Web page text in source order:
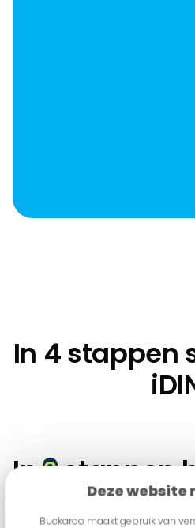
Deze
Buckaroo maakt gebruik van
In 4 stappen
In3stappen
ontvangen